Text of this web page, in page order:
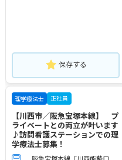
保存する
理学療法士 正社員
【川西市／阪急宝塚本線】 プ
ライベートとの両立が叶います
♪訪問看護ステーションでの理
学療法士募集！